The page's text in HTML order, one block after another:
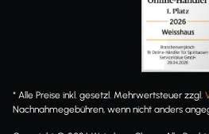
* Alle Preise inkl. gesetzl. Mehrwertsteuer zzgl.
Nachnahmegebühren, wenn nicht anders